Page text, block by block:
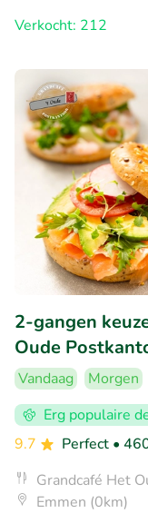
Verkocht: 212
2-gangen
Oude
Vandaag Morgen
Erg populaire
9.7
Perfect •
Grandcafé Het
Emmen (0km)